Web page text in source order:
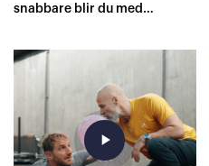
snabbare blir du med
play_arrow